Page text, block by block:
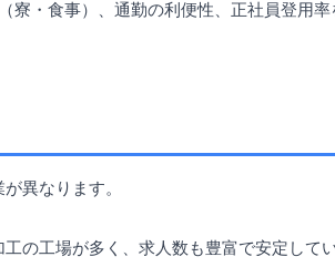
寮・食事）、通勤の利便性、正社員登用
異なります。
の工場が多く、求人数も豊富で安定して